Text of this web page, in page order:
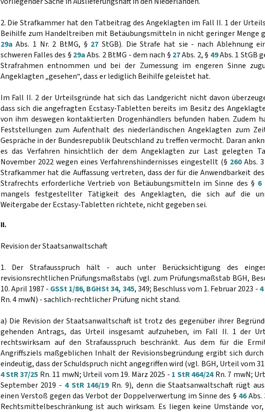
2. Die Strafkammer hat den Tatbeitrag des Angeklagten im Fall II. 1 der
Beihilfe zum Handeltreiben mit Betäubungsmitteln in nicht geringer Menge
29a Abs. 1 Nr. 2 BtMG, § 27 StGB). Die Strafe hat sie - nach Ablehnung
schweren Falles des § 29aAbs. 2 BtMG - dem nach § 27Abs. 2, § 49Abs. 1 StGB
Strafrahmen entnommen und bei der Zumessung im engeren Sinne
Angeklagten „gesehen“, dass er lediglich Beihilfe geleistet hat.
Im Fall II. 2 der Urteilsgründe hat sich das Landgericht nicht davon
dass sich die angefragten Ecstasy-Tabletten bereits im Besitz des
von ihm deswegen kontaktierten Drogenhändlers befunden haben. Zudem
Feststellungen zum Aufenthalt des niederländischen Angeklagten zum
Gespräche in der Bundesrepublik Deutschland zu treffen vermocht. Daran
es das Verfahren hinsichtlich der dem Angeklagten zur Last gelegten
November 2022 wegen eines Verfahrenshindernisses eingestellt (§ 260Abs. 3
Strafkammer hat die Auffassung vertreten, dass der für die Anwendbarkeit
Strafrechts erforderliche Vertrieb von Betäubungsmitteln im Sinne des § 6
mangels festgestellter Tätigkeit des Angeklagten, die sich auf die
Weitergabe der Ecstasy-Tabletten richtete, nicht gegeben sei.
II.
Revision der Staatsanwaltschaft
1. Der Strafausspruch hält - auch unter Berücksichtigung des
revisionsrechtlichen Prüfungsmaßstabs (vgl. zum Prüfungsmaßstab BGH,
10. April 1987 - GSSt 1/86, BGHSt 34, 345, 349; Beschluss vom 1. Februar 2023 -
Rn. 4 mwN) - sachlich-rechtlicher Prüfung nicht stand.
a) Die Revision der Staatsanwaltschaft ist trotz des gegenüber ihrer
gehenden Antrags, das Urteil insgesamt aufzuheben, im Fall II. 1 der
rechtswirksam auf den Strafausspruch beschränkt. Aus dem für die
Angriffsziels maßgeblichen Inhalt der Revisionsbegründung ergibt sich durch
eindeutig, dass der Schuldspruch nicht angegriffen wird (vgl. BGH, Urteil vom
4 StR 37/25 Rn. 11 mwN; Urteil vom 19. März 2025 - 1 StR 464/24Rn. 7 mwN;
September 2019 - 4 StR 146/19Rn. 9), denn die Staatsanwaltschaft rügt
einen Verstoß gegen das Verbot der Doppelverwertung im Sinne des § 46Abs.
Rechtsmittelbeschränkung ist auch wirksam. Es liegen keine Umstände vor,